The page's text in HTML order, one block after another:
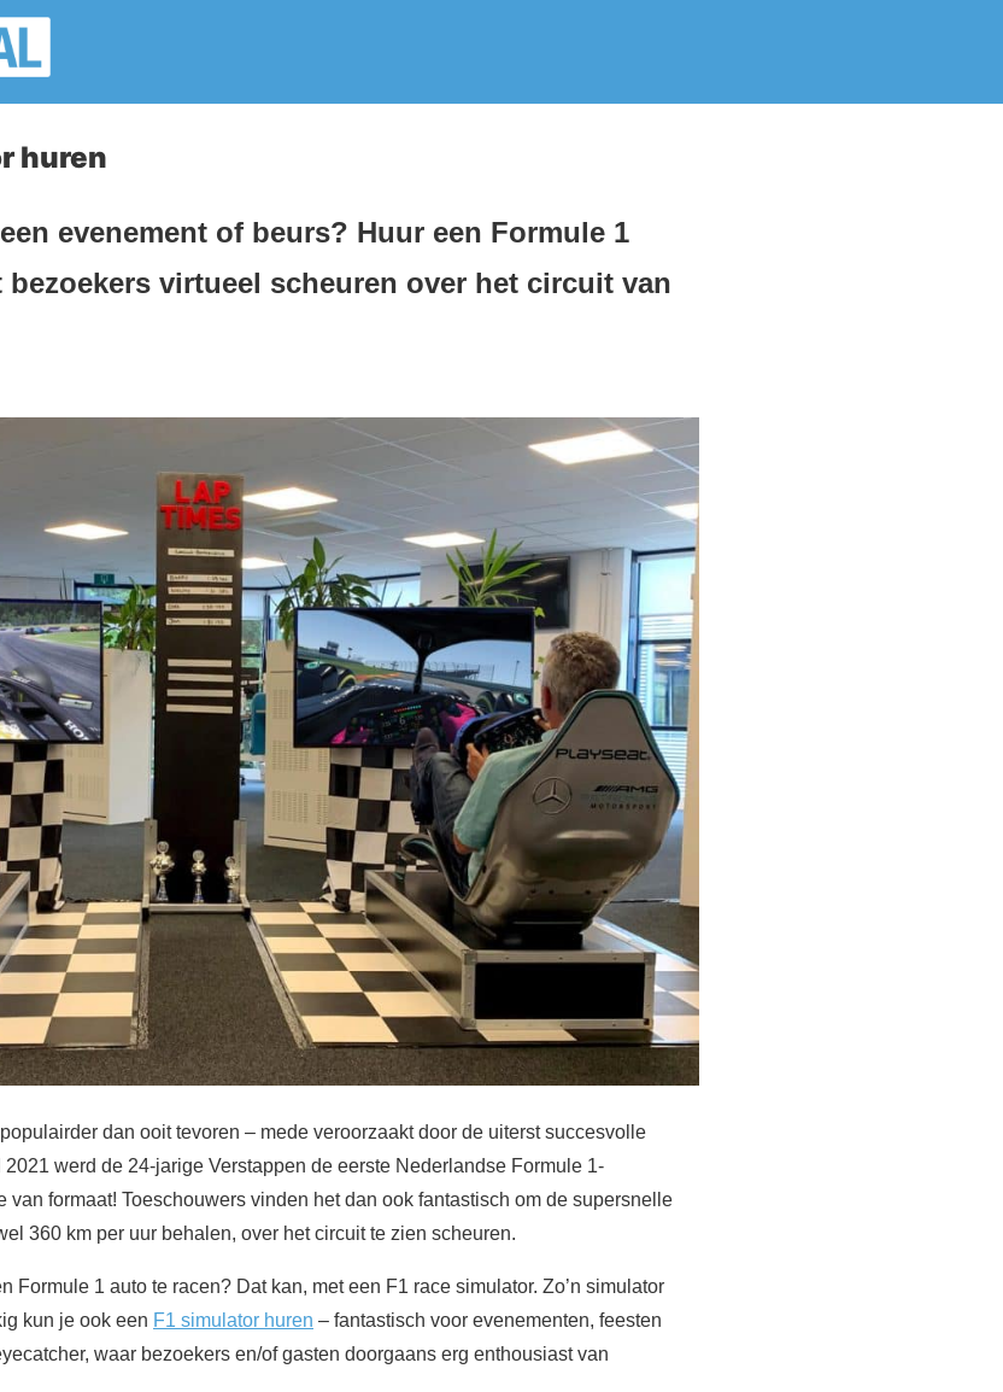
huren
evenement of beurs? Huur een Formule 1
virtueel scheuren over het circuit van
dan ooit tevoren – mede veroorzaakt door de uiterst succesvolle
werd de 24-jarige Verstappen de eerste Nederlandse Formule 1-
formaat! Toeschouwers vinden het dan ook fantastisch om de supersnelle
360 km per uur behalen, over het circuit te zien scheuren.
Formule 1 auto te racen? Dat kan, met een F1 race simulator. Zo’n simulator
kun je ook een F1 simulator huren – fantastisch voor evenementen, feesten
waar bezoekers en/of gasten doorgaans erg enthousiast van